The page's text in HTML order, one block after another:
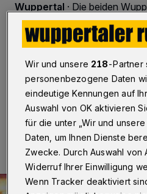
Wuppertal · Die beiden
„LOCH“ und „INSEL“ dürfen
Bundesmusikpreis
60.000 Euro freuen. Der
Spielstätten“.
30.10.2023 , 07:30 Uhr Eine
Wir und unsere 218-Partner
personenbezogene Daten
eindeutige Kennungen auf
Auswahl von OK aktivieren
für die unter „Wir und
Daten, um Ihnen Dienste
Zwecke. Durch Auswahl von
Widerruf Ihrer Einwilligung
Wenn Tracker deaktiviert